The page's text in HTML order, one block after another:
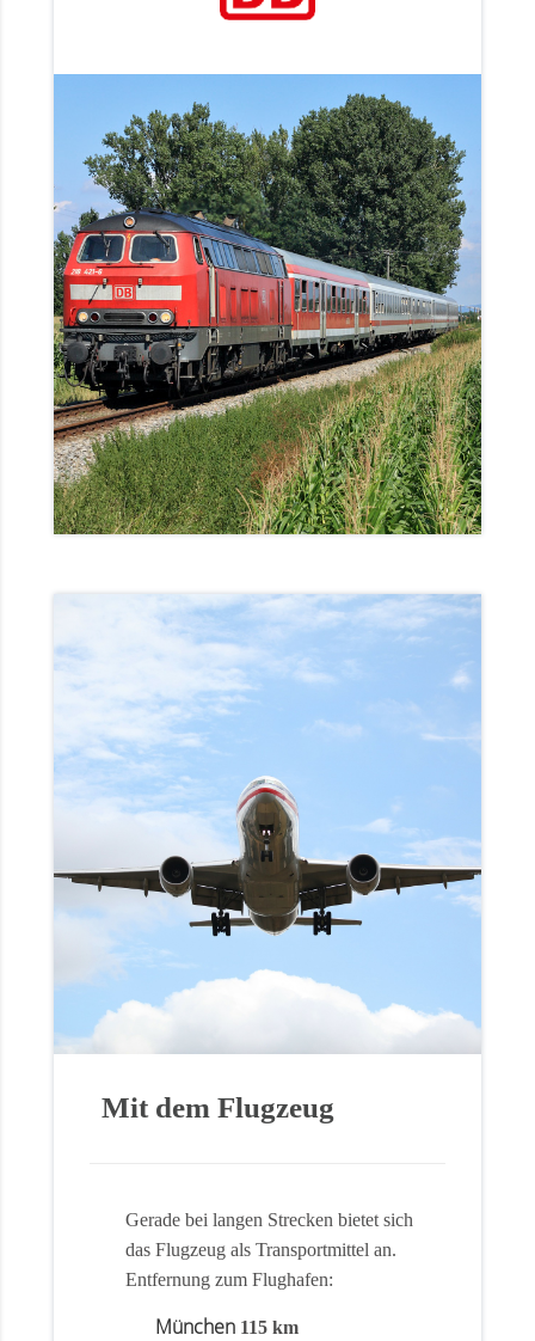
Mit dem Flugzeug
Gerade bei langen Strecken bietet sich
das Flugzeug als Transportmittel an.
Entfernung zum Flughafen:
München 115 km